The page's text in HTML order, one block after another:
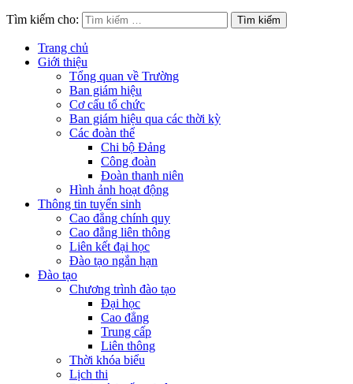
Tìm kiếm cho:
Trang chủ
Giới thiệu
Tổng quan về Trường
Ban giám hiệu
Cơ cấu tổ chức
Ban giám hiệu qua các thời kỳ
Các đoàn thể
Chi bộ Đảng
Công đoàn
Đoàn thanh niên
Hình ảnh hoạt động
Thông tin tuyển sinh
Cao đẳng chính quy
Cao đẳng liên thông
Liên kết đại học
Đào tạo ngắn hạn
Đào tạo
Chương trình đào tạo
Đại học
Cao đẳng
Trung cấp
Liên thông
Thời khóa biểu
Lịch thi